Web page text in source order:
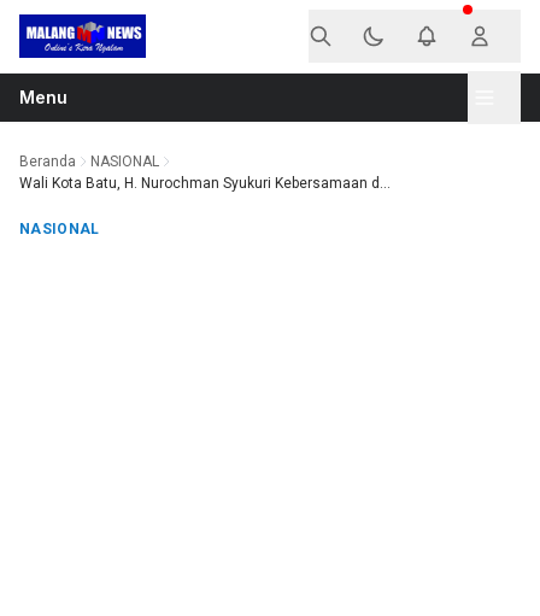
Langsung ke konten
Menu
Beranda
NASIONAL
Wali Kota Batu, H. Nurochman Syukuri Kebersamaan d...
NASIONAL